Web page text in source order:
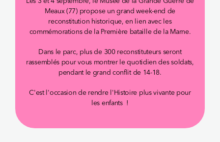
Meaux (77) propose un grand week-end de
reconstitution historique, en lien avec les
commémorations de la Première bataille de la Marne.
Dans le parc, plus de 300 reconstituteurs seront
rassemblés pour vous montrer le quotidien des soldats,
pendant le grand conflit de 14-18.
C'est l'occasion de rendre l'Histoire plus vivante pour
les enfants !